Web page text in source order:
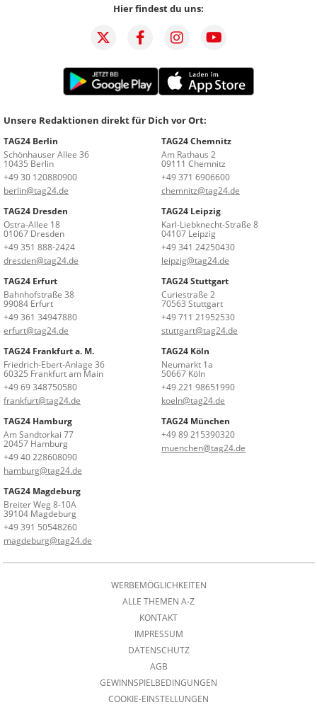
Hier findest du uns:
Unsere Redaktionen direkt für Dich vor Ort:
TAG24 Berlin
Schönhauser Allee 36
10435 Berlin
+49 30 120880900
berlin@tag24.de
TAG24 Chemnitz
Am Rathaus 2
09111 Chemnitz
+49 371 6906600
chemnitz@tag24.de
TAG24 Dresden
Ostra-Allee 18
01067 Dresden
+49 351 888-2424
dresden@tag24.de
TAG24 Leipzig
Karl-Liebknecht-Straße 8
04107 Leipzig
+49 341 24250430
leipzig@tag24.de
TAG24 Erfurt
Bahnhofstraße 38
99084 Erfurt
+49 361 34947880
erfurt@tag24.de
TAG24 Stuttgart
Curiestraße 2
70563 Stuttgart
+49 711 21952530
stuttgart@tag24.de
TAG24 Frankfurt a. M.
Friedrich-Ebert-Anlage 36
60325 Frankfurt am Main
+49 69 348750580
frankfurt@tag24.de
TAG24 Köln
Neumarkt 1a
50667 Köln
+49 221 98651990
koeln@tag24.de
TAG24 Hamburg
Am Sandtorkai 77
20457 Hamburg
+49 40 228608090
hamburg@tag24.de
TAG24 München
+49 89 215390320
muenchen@tag24.de
TAG24 Magdeburg
Breiter Weg 8-10A
39104 Magdeburg
+49 391 50548260
magdeburg@tag24.de
WERBEMÖGLICHKEITEN
ALLE THEMEN A-Z
KONTAKT
IMPRESSUM
DATENSCHUTZ
AGB
GEWINNSPIELBEDINGUNGEN
COOKIE-EINSTELLUNGEN